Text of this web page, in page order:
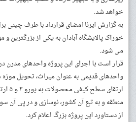
خواهد شد.
به گزارش ایرنا امضای قرارداد با طرف چینی
خوراک پالایشگاه آبادان به یکی از بزرگترین و
می شود.
قرار است با اجرای این پروژه واحدهای مدرن
واحدهای قدیمی به عنوان میراث، تحویل
منطقه و به تبع آن کشور، نوسازی و در پی آن
از دستاورد این پروژه بزرگ اعلام کرد.